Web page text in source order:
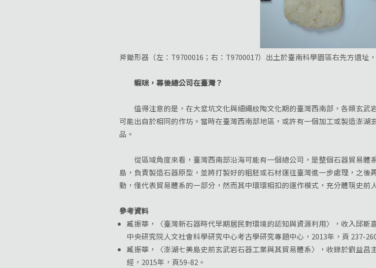
斧鋤形器（左：T9700016；右：T9700017）出土於臺南科學園區右先方遺址
蝦咪，幕後總公司在臺灣？
值得注意的是，在大坌坑文化與細繩紋陶文化期的臺灣西南部，各類玄武
可能出自於相同的作坊。當時在臺灣西南部地區，或許有一個加工或製造澎
品。
從區域角度來看，臺灣西南部沿海可能有一個總公司，是整個石器貿易體
島，負責製造石器原型，並將打製好的粗胚或石材運往臺灣進一步處理，之
動，僅代表貿易體系的一部分，然而其中環環相扣的運作模式，充分體現史前
參考資料
臧振華，〈臺灣新石器時代早期居民對環境的認知與資源利用〉，收入邱斯
中央研究院人文社會科學研究中心考古學研究專題中心，2013年，頁 237-
臧振華，〈澎湖七美島史前玄武岩石器工業與其貿易體系〉，收錄於劉益昌
經，2015年，頁59-82。